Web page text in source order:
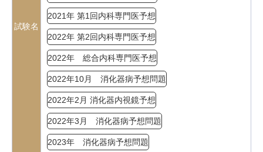
試験名
2021年 第1回内科専門医予想
2022年 第2回内科専門医予想
2022年 総合内科専門医予想
2022年10月 消化器病予想問題
2022年2月 消化器内視鏡予想
2022年3月 消化器病予想問題
2023年 消化器病予想問題